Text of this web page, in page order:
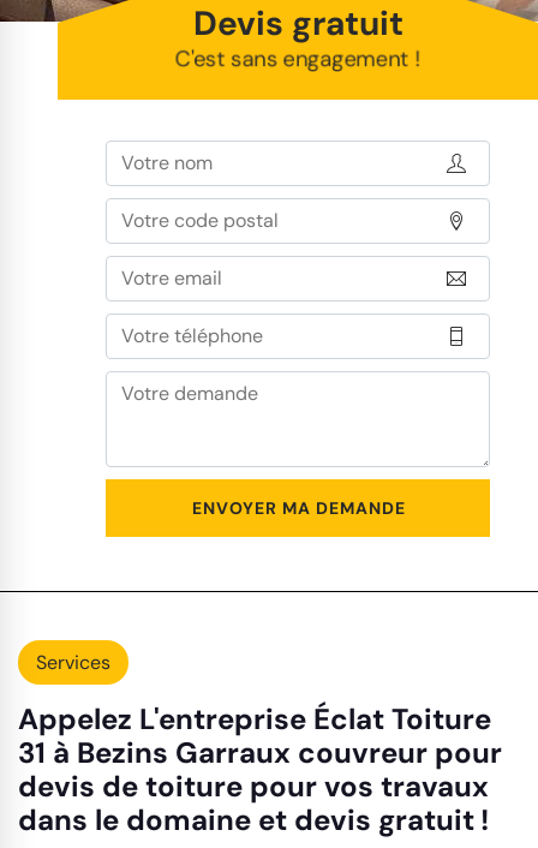
Devis gratuit
C'est sans engagement !
Services
Appelez L'entreprise Éclat Toiture
31 à Bezins Garraux couvreur pour
devis de toiture pour vos travaux
dans le domaine et devis gratuit !